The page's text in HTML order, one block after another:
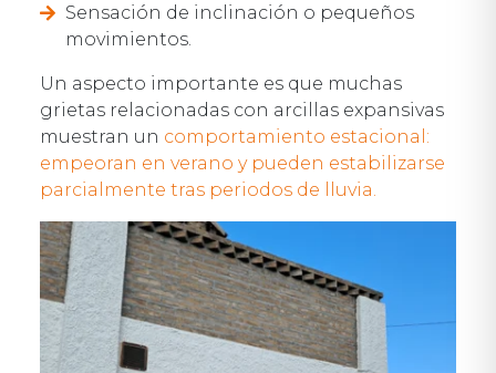
Sensación de inclinación o pequeños
movimientos.
Un aspecto importante es que muchas
grietas relacionadas con arcillas expansivas
muestran un comportamiento estacional:
empeoran en verano y pueden estabilizarse
parcialmente tras periodos de lluvia.